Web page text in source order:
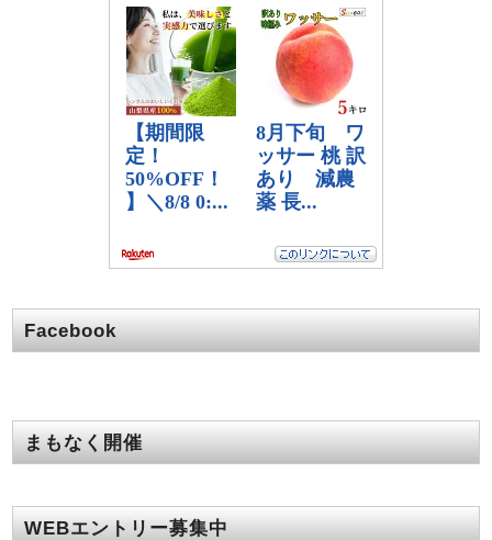
Facebook
まもなく開催
WEBエントリー募集中